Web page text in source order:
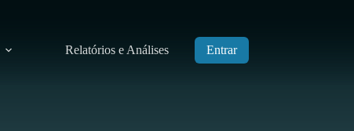
Relatórios e Análises Entrar